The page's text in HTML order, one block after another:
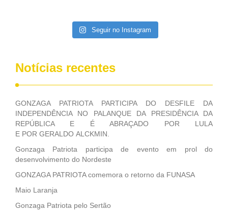
Seguir no Instagram
Notícias recentes
GONZAGA PATRIOTA PARTICIPA DO DESFILE DA
INDEPENDÊNCIA NO PALANQUE DA PRESIDÊNCIA DA
REPÚBLICA E É ABRAÇADO POR LULA
E POR GERALDO ALCKMIN.
Gonzaga Patriota participa de evento em prol do
desenvolvimento do Nordeste
GONZAGA PATRIOTA comemora o retorno da FUNASA
Maio Laranja
Gonzaga Patriota pelo Sertão